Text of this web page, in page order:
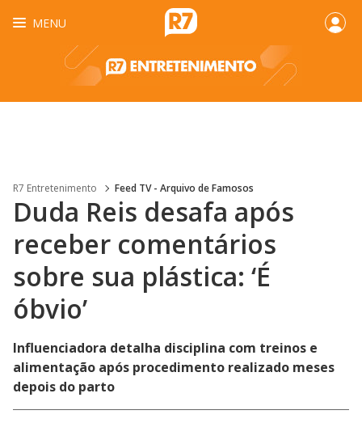
MENU
R7 Entretenimento Feed TV - Arquivo de Famosos
Duda Reis desafa após
receber comentários
sobre sua plástica: ‘É
óbvio’
Influenciadora detalha disciplina com treinos e
alimentação após procedimento realizado meses
depois do parto